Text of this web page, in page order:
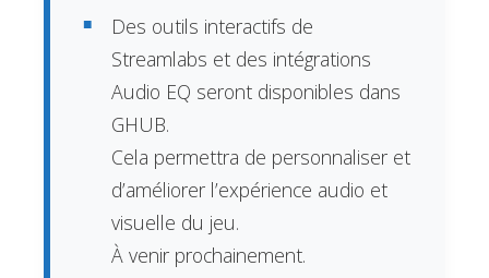
Des outils interactifs de
Streamlabs et des intégrations
Audio EQ seront disponibles dans
GHUB.
Cela permettra de personnaliser et
d’améliorer l’expérience audio et
visuelle du jeu.
À venir prochainement.